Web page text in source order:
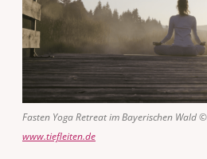
Fasten Yoga Retreat im Bayerischen Wald
www.tiefleiten.de